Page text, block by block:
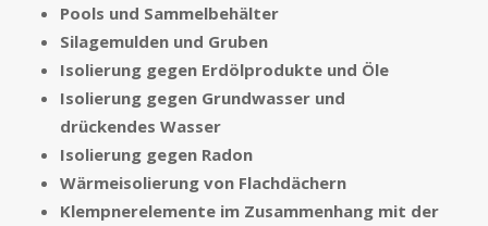
Pools und Sammelbehälter
Silagemulden und Gruben
Isolierung gegen Erdölprodukte und Öle
Isolierung gegen Grundwasser und
drückendes Wasser
Isolierung gegen Radon
Wärmeisolierung von Flachdächern
Klempnerelemente im Zusammenhang mit der